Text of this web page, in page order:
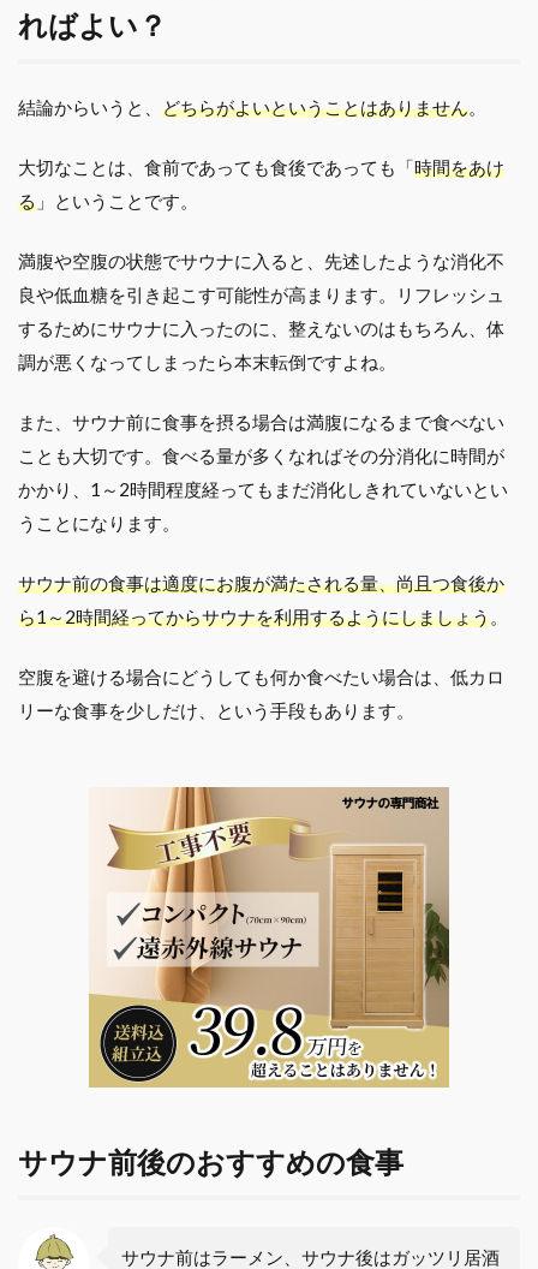
ればよい？
結論からいうと、 どちらがよいということはありません。
大切なことは、食前であっても食後であっても「時間をあけ
る 」ということです。
満腹や空腹の状態でサウナに入ると、先述したような消化不
良や低血糖を引き起こす可能性が高まります。リフレッシュ
するためにサウナに入ったのに、整えないのはもちろん、体
調が悪くなってしまったら本末転倒ですよね。
また、サウナ前に食事を摂る場合は満腹になるまで食べない
ことも大切です。食べる量が多くなればその分消化に時間が
かかり、1～2時間程度経ってもまだ消化しきれていないとい
うことになります。
サウナ前の食事は適度にお腹が満たされる量、尚且つ食後か
ら1～2時間経ってからサウナを利用するようにしましょう。
空腹を避ける場合にどうしても何か食べたい場合は、低カロ
リーな食事を少しだけ、という手段もあります。
サウナ前後のおすすめの食事
サウナ前はラーメン、サウナ後はガッツリ居酒